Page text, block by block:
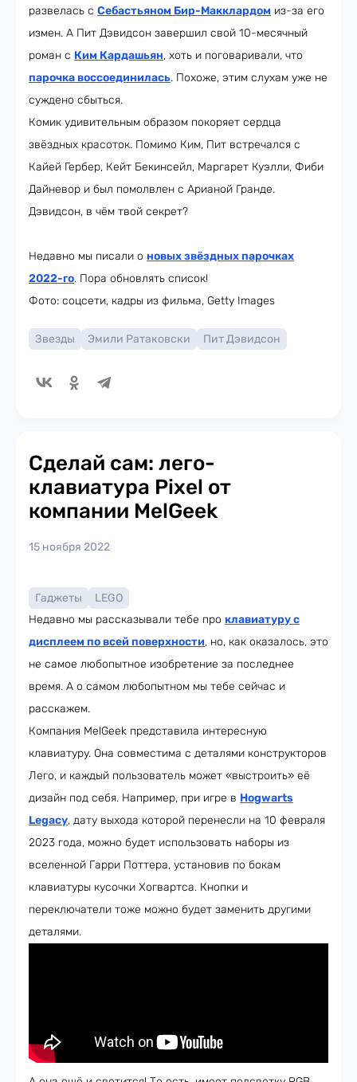
развелась с Себастьяном Бир-Макклардом из-за его
измен. А Пит Дэвидсон завершил свой 10-месячный
роман с Ким Кардашьян, хоть и поговаривали, что
парочка воссоединилась. Похоже, этим слухам уже не
суждено сбыться.
Комик удивительным образом покоряет сердца
звёздных красоток. Помимо Ким, Пит встречался с
Кайей Гербер, Кейт Бекинсейл, Маргарет Куэлли, Фиби
Дайневор и был помолвлен с Арианой Гранде.
Дэвидсон, в чём твой секрет?
Недавно мы писали о новых звёздных парочках
2022-го. Пора обновлять список!
Фото: соцсети, кадры из фильма, Getty Images
Звезды Эмили Ратаковски Пит Дэвидсон
Сделай сам: лего-
клавиатура Pixel от
компании MelGeek
15 ноября 2022
Гаджеты
LEGO
Недавно мы рассказывали тебе про клавиатуру с
дисплеем по всей поверхности, но, как оказалось, это
не самое любопытное изобретение за последнее
время. А о самом любопытном мы тебе сейчас и
расскажем.
Компания MelGeek представила интересную
клавиатуру. Она совместима с деталями конструкторов
Лего, и каждый пользователь может «выстроить» её
дизайн под себя. Например, при игре в Hogwarts
Legacy, дату выхода которой перенесли на 10 февраля
2023 года, можно будет использовать наборы из
вселенной Гарри Поттера, установив по бокам
клавиатуры кусочки Хогвартса. Кнопки и
переключатели тоже можно будет заменить другими
деталями.